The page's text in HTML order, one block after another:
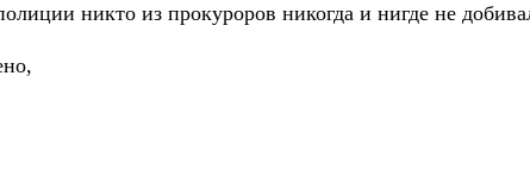
никто из прокуроров никогда и нигде не